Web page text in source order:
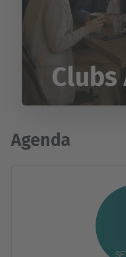
Clubs
Agenda